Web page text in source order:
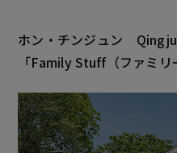
ホン・チンジュン
「Family Stuff（ファミリ